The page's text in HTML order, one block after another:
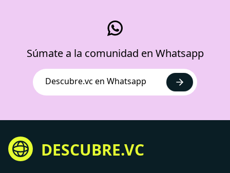
Súmate a la comunidad en Whatsapp
Descubre.vc en Whatsapp
DESCUBRE.VC